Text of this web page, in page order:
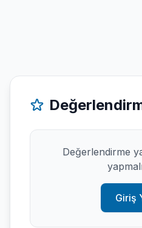
Değerlendirme
Giriş